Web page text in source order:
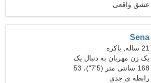
کیلوگرم (121 پوند)
عشق واقعی
Sena
21 ساله, باکره
یک زن مهربان به دنبال یک
مرد است
168 سانتی متر (5'7")، 53
کیلوگرم (116 پوند)
رابطه ی جدی